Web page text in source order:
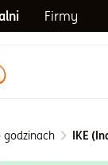
Firmy
godzinach IKE